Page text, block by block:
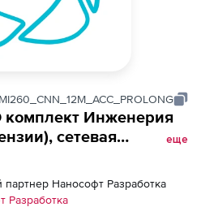
комплект Инженерия
сетевая
еще
Нанософт Разработка
Разработка